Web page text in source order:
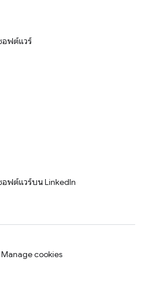
อฟต์แวร์
ฟต์แวร์บน LinkedIn
Manage cookies